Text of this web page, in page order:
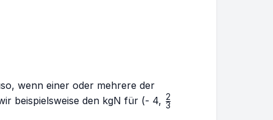
wenn einer oder mehrere der
beispielsweise den kgN für (- 4, \frac{2}
3
2